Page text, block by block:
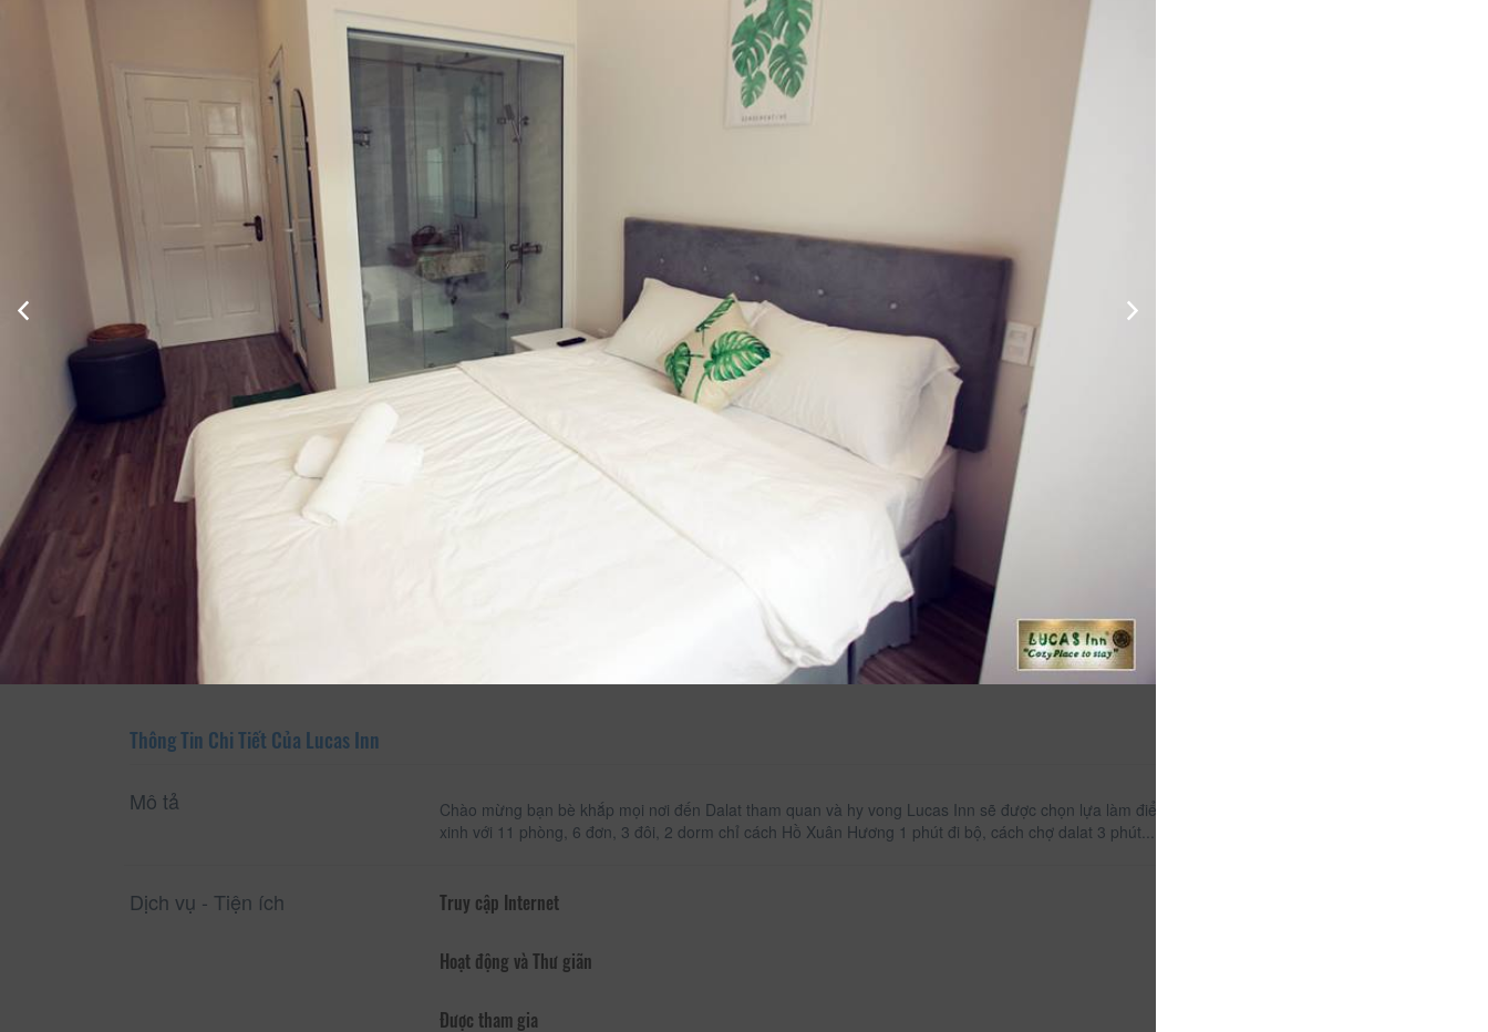
Phòng tiêu chuẩn 2 giường
phòng thay đồ
1.170.000
Thông Tin Chi Tiết Của Lucas Inn
Mô tả
Chào mừng bạn bè khắp mọi nơi đến Dalat tham quan và hy vong Lucas Inn sẽ được chọn lựa làm điểm dừng chân. Khách sạn bé
xinh với 11 phòng, 6 đơn, 3 đôi, 2 dorm chỉ cách Hồ Xuân Hương 1 phút đi bộ, cách chợ dalat 3 phút... chạy bộ.
Dịch vụ - Tiện ích Truy cập Internet
Hoạt động và Thư giãn
Được tham gia